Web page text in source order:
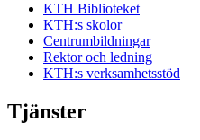
KTH Biblioteket
KTH:s skolor
Centrumbildningar
Rektor och ledning
KTH:s verksamhetsstöd
Tjänster